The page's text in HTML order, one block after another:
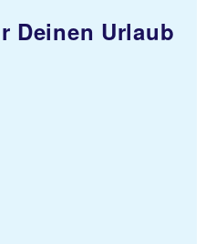
Deinen Urlaub